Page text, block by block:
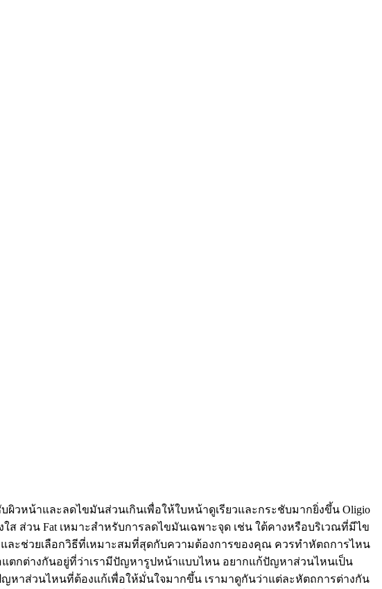
บผิวหน้าและลดไขมันส่วนเกินเพื่อให้ใบหน้าดูเรียวและกระชับมากยิ่งขึ้น Oligio
ส ส่วน Fat เหมาะสำหรับการลดไขมันเฉพาะจุด เช่น ใต้คางหรือบริเวณที่มีไข
ะช่วยเลือกวิธีที่เหมาะสมที่สุดกับความต้องการของคุณ ควรทำหัตถการไหน
แตกต่างกันอยู่ที่ว่าเรามีปัญหารูปหน้าแบบไหน อยากแก้ปัญหาส่วนไหนเป็น
าส่วนไหนที่ต้องแก้เพื่อให้มั่นใจมากขึ้น เรามาดูกันว่าแต่ละหัตถการต่างกัน